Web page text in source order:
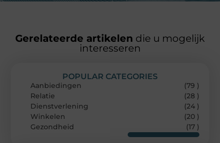
Gerelateerde artikelen die u mogelijk
interesseren
POPULAR CATEGORIES
Aanbiedingen
(79 )
Relatie
(28 )
Dienstverlening
(24 )
Winkelen
(20 )
Gezondheid
(17 )